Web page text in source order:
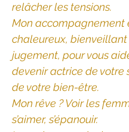
relâcher les tensions.
Mon accompagnement
chaleureux, bienveillant
jugement, pour vous
devenir actrice de votre
de votre bien-être.
Mon rêve ? Voir les
s’aimer, s’épanouir.